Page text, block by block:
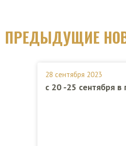
ПРЕДЫДУЩИЕ
28 сентября 2023